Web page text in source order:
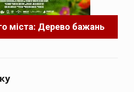
міста: Дерево бажань